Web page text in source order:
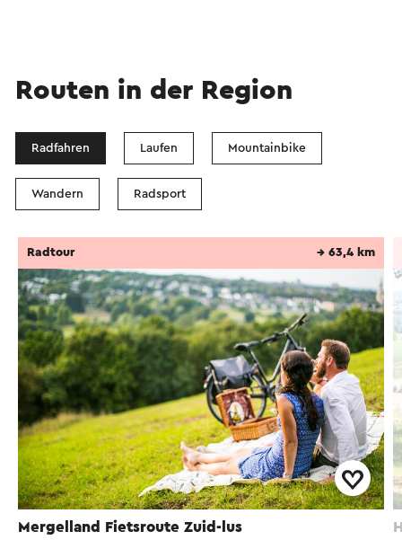
Routen in der Region
Radfahren Laufen Mountainbike
Wandern Radsport
Mergelland Fietsroute Zuid-lus
Radtour → 63,4 km